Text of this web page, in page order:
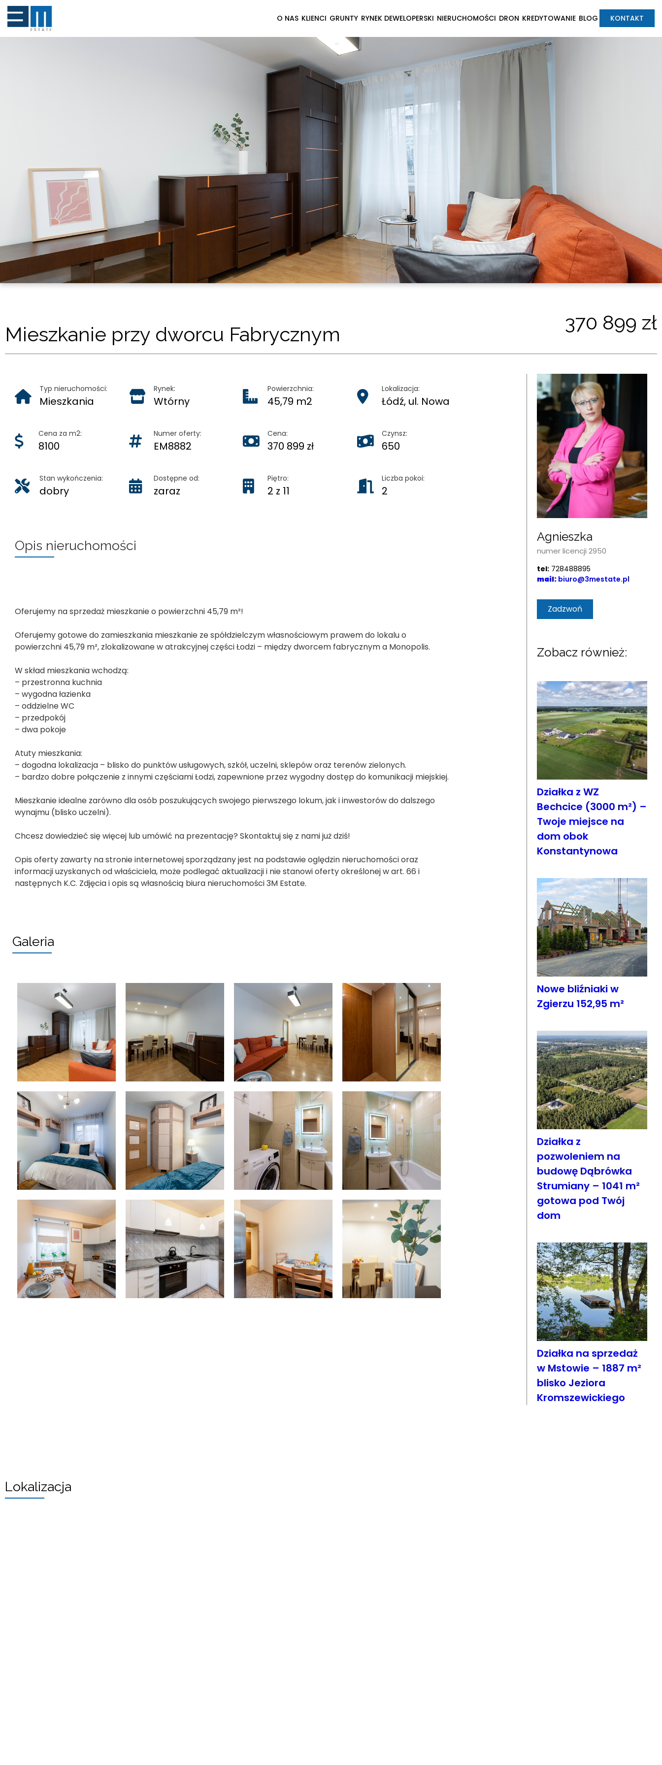
O NAS KLIENCI GRUNTY RYNEK DEWELOPERSKI NIERUCHOMOŚCI DRON KREDYTOWANIE BLOG KONTAKT
Mieszkanie przy dworcu Fabrycznym
370 899 zł
Typ nieruchomości:
Mieszkania
Rynek:
Wtórny
Powierzchnia:
45,79 m2
Lokalizacja:
Łódź, ul. Nowa
Cena za m2:
8100
Numer oferty:
EM8882
Cena:
370 899 zł
Czynsz:
650
Stan wykończenia:
dobry
Dostępne od:
zaraz
Piętro:
2 z 11
Liczba pokoi:
2
Opis nieruchomości
Oferujemy na sprzedaż mieszkanie o powierzchni 45,79 m²!
Oferujemy gotowe do zamieszkania mieszkanie ze spółdzielczym własnościowym prawem do lokalu o
powierzchni 45,79 m², zlokalizowane w atrakcyjnej części Łodzi – między dworcem fabrycznym a Monopolis.
W skład mieszkania wchodzą:
– przestronna kuchnia
– wygodna łazienka
– oddzielne WC
– przedpokój
– dwa pokoje
Atuty mieszkania:
– dogodna lokalizacja – blisko do punktów usługowych, szkół, uczelni, sklepów oraz terenów zielonych.
– bardzo dobre połączenie z innymi częściami Łodzi, zapewnione przez wygodny dostęp do komunikacji miejskiej.
Mieszkanie idealne zarówno dla osób poszukujących swojego pierwszego lokum, jak i inwestorów do dalszego
wynajmu (blisko uczelni).
Chcesz dowiedzieć się więcej lub umówić na prezentację? Skontaktuj się z nami już dziś!
Opis oferty zawarty na stronie internetowej sporządzany jest na podstawie oględzin nieruchomości oraz
informacji uzyskanych od właściciela, może podlegać aktualizacji i nie stanowi oferty określonej w art. 66 i
następnych K.C. Zdjęcia i opis są własnością biura nieruchomości 3M Estate.
Galeria
Agnieszka
numer licencji 2950
tel: 728488895
mail: biuro@3mestate.pl
Zadzwoń
Zobacz również:
Działka z WZ
Bechcice (3000 m²) –
Twoje miejsce na
dom obok
Konstantynowa
Nowe bliźniaki w
Zgierzu 152,95 m²
Działka z
pozwoleniem na
budowę Dąbrówka
Strumiany – 1041 m²
gotowa pod Twój
dom
Działka na sprzedaż
w Mstowie – 1887 m²
blisko Jeziora
Kromszewickiego
Lokalizacja